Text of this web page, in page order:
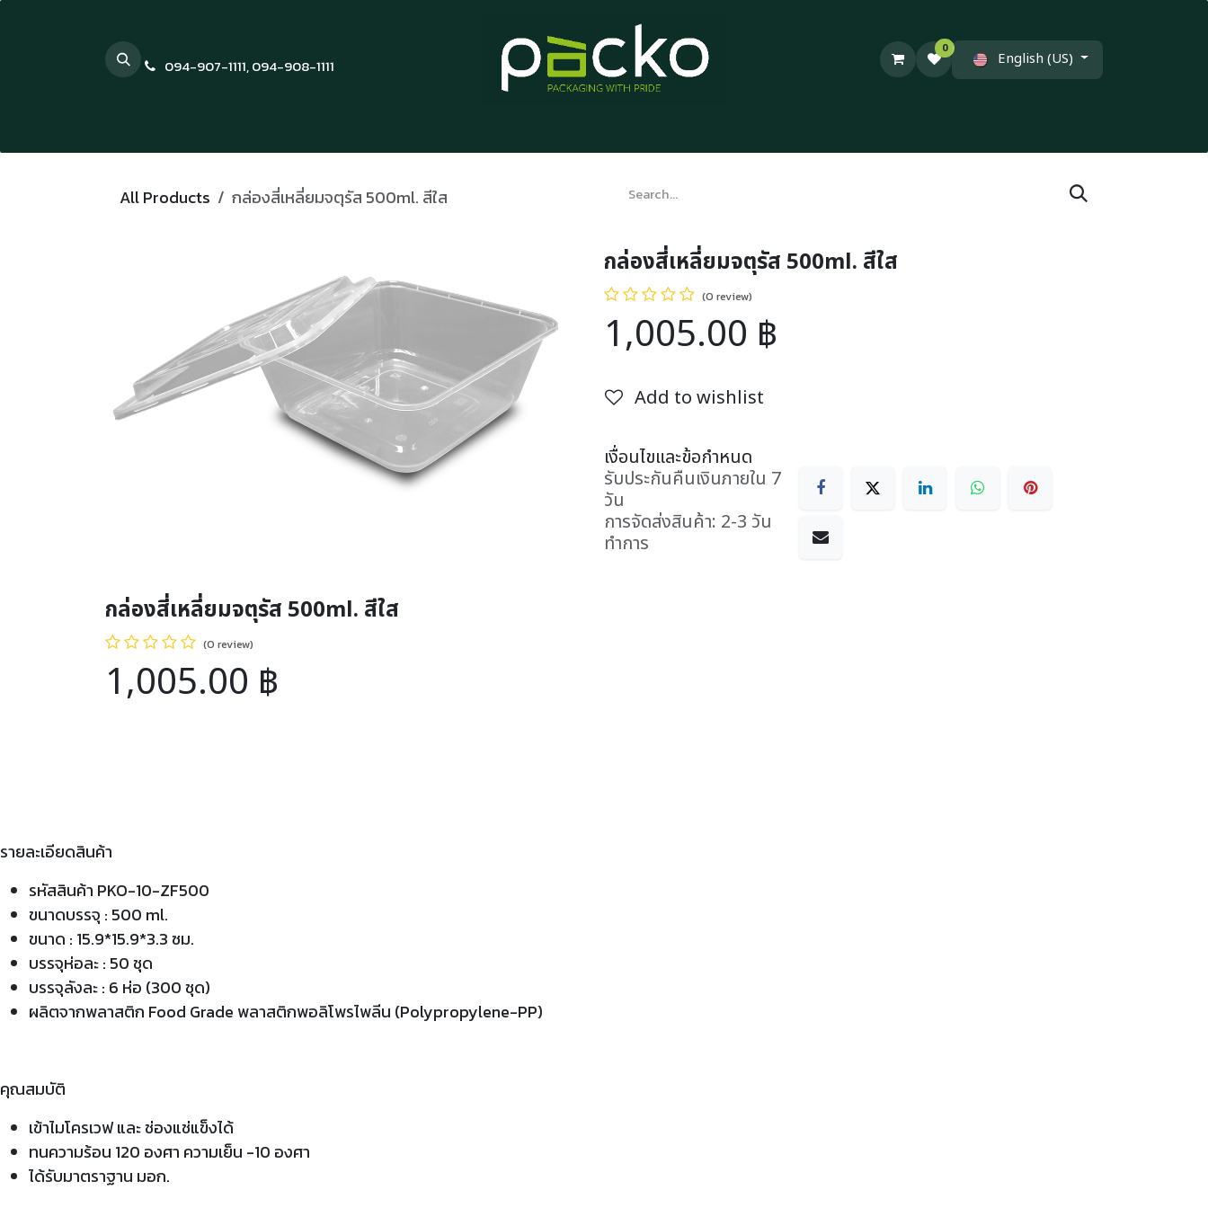
094-907-1111,094-908-1111
0
English (US)
All Products กล่องสี่เหลี่ยมจตุรัส 500ml. สีใส
กล่องสี่เหลี่ยมจตุรัส 500ml. สีใส
(0 review)
1,005.00 ฿
Add to wishlist
เงื่อนไขและข้อกำหนด
รับประกันคืนเงินภายใน 7
วัน
การจัดส่งสินค้า: 2-3 วัน
ทำการ
กล่องสี่เหลี่ยมจตุรัส 500ml. สีใส
(0 review)
1,005.00 ฿
รายละเอียดสินค้า
รหัสสินค้า PKO-10-ZF500
ขนาดบรรจุ : 500 ml.
ขนาด : 15.9*15.9*3.3 ซม.
บรรจุห่อละ : 50 ชุด
บรรจุลังละ : 6 ห่อ (300 ชุด)
ผลิตจากพลาสติก Food Grade พลาสติกพอลิโพรไพลีน (Polypropylene-PP)
คุณสมบัติ
เข้าไมโครเวฟ และ ช่องแช่แข็งได้
ทนความร้อน 120 องศา ความเย็น -10 องศา
ได้รับมาตราฐาน มอก.